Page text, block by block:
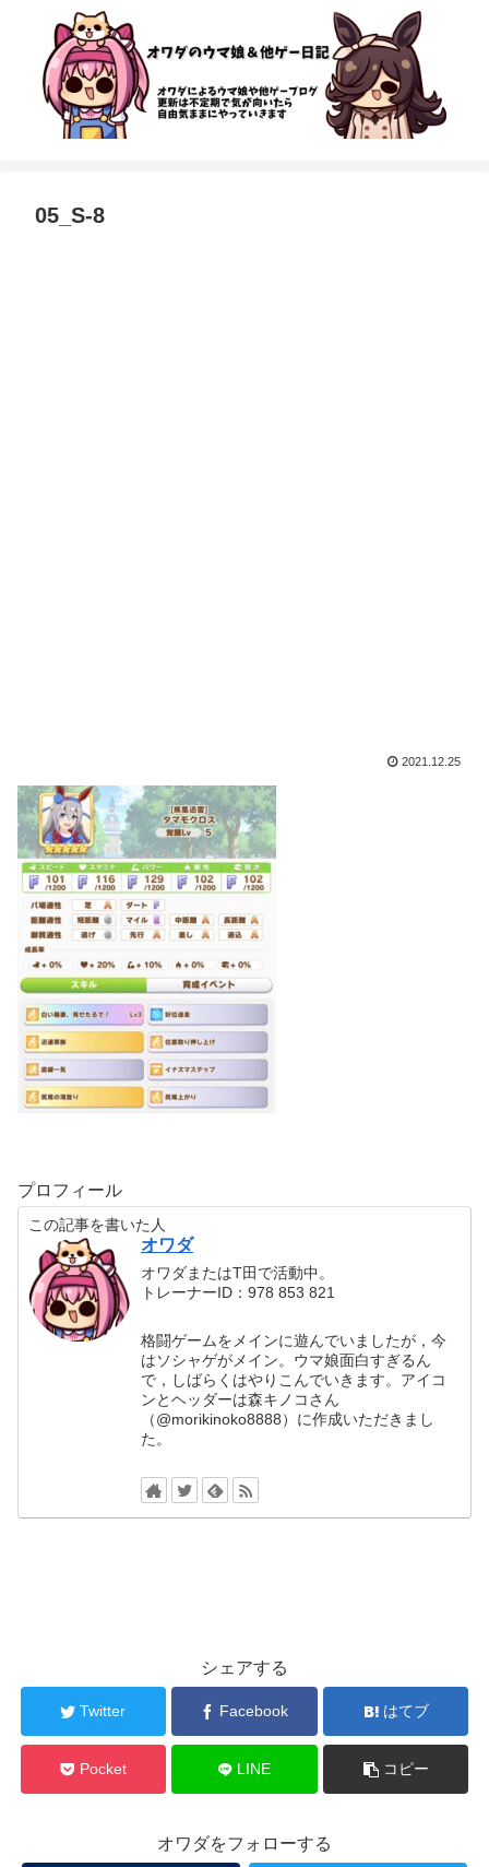
05_S-8
2021.12.25
プロフィール
この記事を書いた人
オワダ
オワダまたはT田で活動中。
トレーナーID：978 853 821
格闘ゲームをメインに遊んでいましたが，今
はソシャゲがメイン。ウマ娘面白すぎるん
で，しばらくはやりこんでいきます。アイコ
ンとヘッダーは森キノコさん
（@morikinoko8888）に作成いただきまし
た。
シェアする
Twitter Facebook はてブ
Pocket LINE コピー
オワダをフォローする